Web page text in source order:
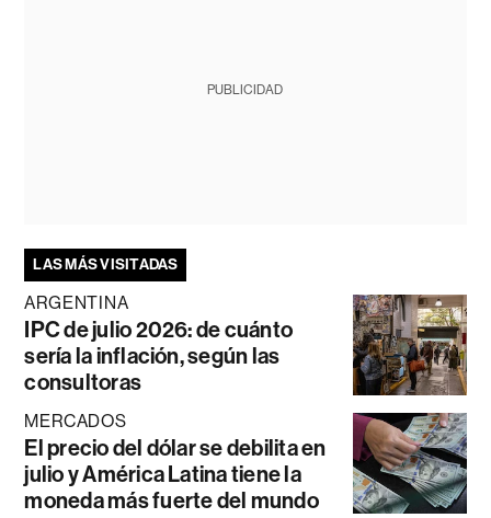
PUBLICIDAD
LAS MÁS VISITADAS
ARGENTINA
IPC de julio 2026: de cuánto
sería la inflación, según las
consultoras
MERCADOS
El precio del dólar se debilita en
julio y América Latina tiene la
moneda más fuerte del mundo